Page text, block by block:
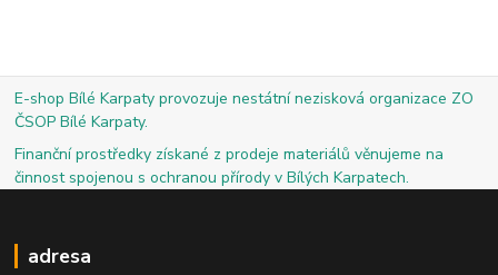
E-shop Bílé Karpaty provozuje nestátní nezisková organizace ZO
ČSOP Bílé Karpaty.
Finanční prostředky získané z prodeje materiálů věnujeme na
činnost spojenou s ochranou přírody v Bílých Karpatech.
adresa